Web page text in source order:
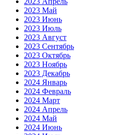
2023 Май
2023 Июнь
2023 Июль
2023 Август
2023 Сентябрь
2023 Октябрь
2023 Ноябрь
2023 Декабрь
2024 Январь
2024 Февраль
2024 Март
2024 Апрель
2024 Май
2024 Июнь